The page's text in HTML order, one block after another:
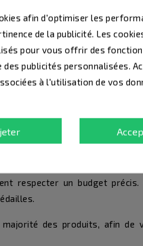
demandé.
respecter un budget précis.
des produits, afin
afin d'optimiser les
de la publicité. Les
pour vous offrir des
publicités personnalisées.
à l'utilisation de vos